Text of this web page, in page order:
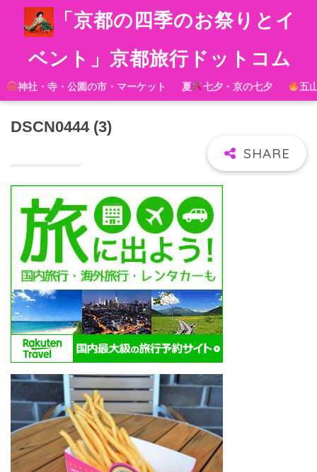
「京都の四季のお祭りとイ
ベント」京都旅行ドットコム
神社・寺・公園の市・マーケット 夏 七夕・京の七夕 五
DSCN0444 (3)